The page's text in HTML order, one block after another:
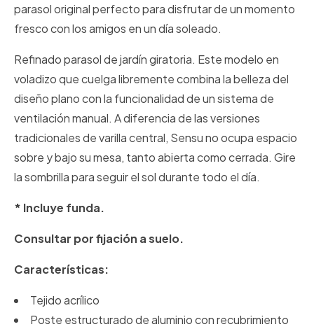
parasol original perfecto para disfrutar de un momento
fresco con los amigos en un día soleado.
Refinado parasol de jardín giratoria. Este modelo en
voladizo que cuelga libremente combina la belleza del
diseño plano con la funcionalidad de un sistema de
ventilación manual. A diferencia de las versiones
tradicionales de varilla central, Sensu no ocupa espacio
sobre y bajo su mesa, tanto abierta como cerrada. Gire
la sombrilla para seguir el sol durante todo el día.
* Incluye funda.
Consultar por fijación a suelo.
Características:
Tejido acrílico
Poste estructurado de aluminio con recubrimiento